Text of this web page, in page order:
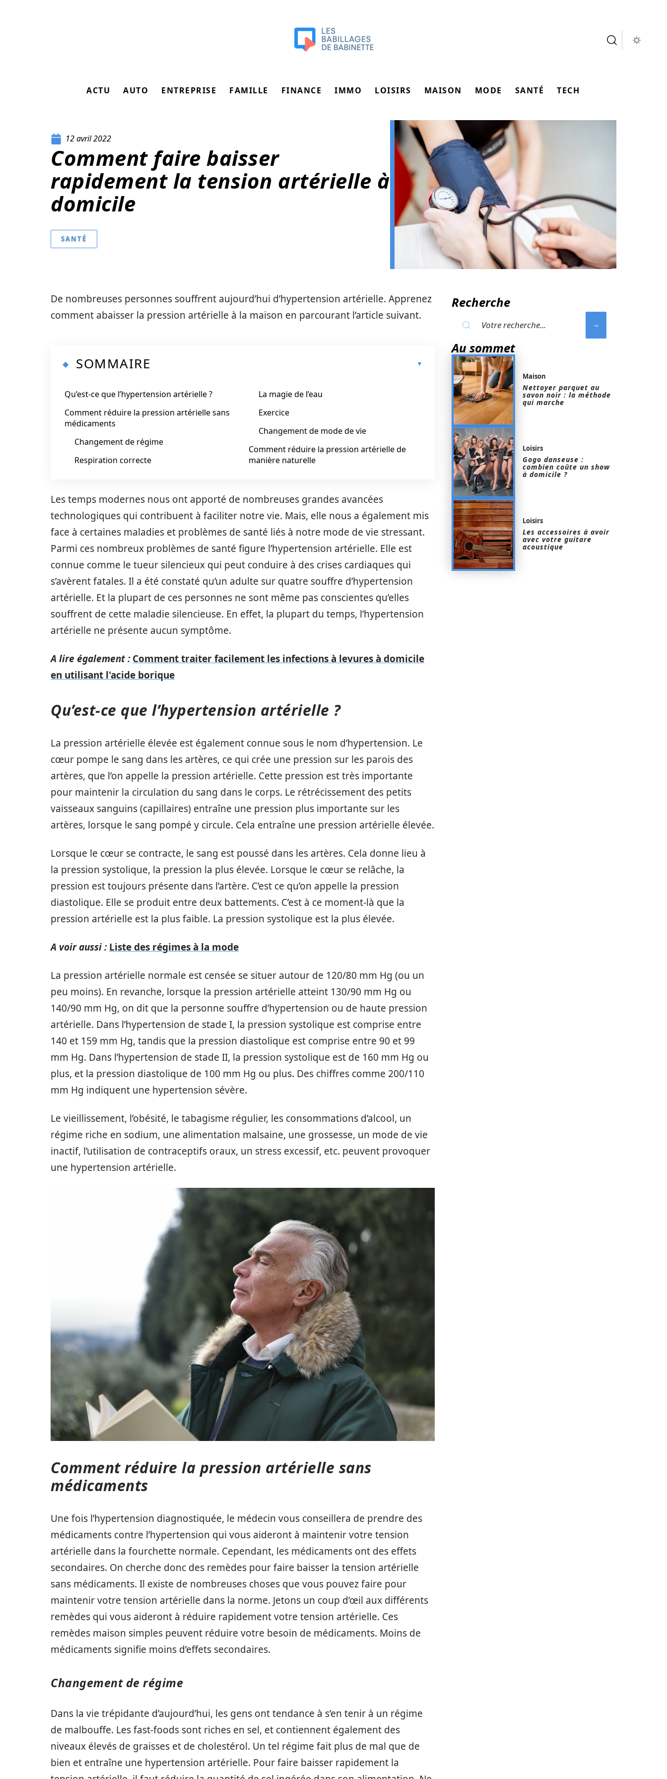
ACTU AUTO ENTREPRISE FAMILLE FINANCE IMMO LOISIRS MAISON MODE SANTÉ TECH
12 avril 2022
Comment faire baisser
rapidement la tension artérielle à
domicile
SANTÉ
De nombreuses personnes souffrent aujourd’hui d’hypertension artérielle. Apprenez
comment abaisser la pression artérielle à la maison en parcourant l’article suivant.
SOMMAIRE
Qu’est-ce que l’hypertension artérielle ?
Comment réduire la pression artérielle sans
médicaments
Changement de régime
Respiration correcte
La magie de l’eau
Exercice
Changement de mode de vie
Comment réduire la pression artérielle de
manière naturelle
Les temps modernes nous ont apporté de nombreuses grandes avancées
technologiques qui contribuent à faciliter notre vie. Mais, elle nous a également mis
face à certaines maladies et problèmes de santé liés à notre mode de vie stressant.
Parmi ces nombreux problèmes de santé figure l’hypertension artérielle. Elle est
connue comme le tueur silencieux qui peut conduire à des crises cardiaques qui
s’avèrent fatales. Il a été constaté qu’un adulte sur quatre souffre d’hypertension
artérielle. Et la plupart de ces personnes ne sont même pas conscientes qu’elles
souffrent de cette maladie silencieuse. En effet, la plupart du temps, l’hypertension
artérielle ne présente aucun symptôme.
A lire également : Comment traiter facilement les infections à levures à domicile
en utilisant l'acide borique
Qu’est-ce que l’hypertension artérielle ?
La pression artérielle élevée est également connue sous le nom d’hypertension. Le
cœur pompe le sang dans les artères, ce qui crée une pression sur les parois des
artères, que l’on appelle la pression artérielle. Cette pression est très importante
pour maintenir la circulation du sang dans le corps. Le rétrécissement des petits
vaisseaux sanguins (capillaires) entraîne une pression plus importante sur les
artères, lorsque le sang pompé y circule. Cela entraîne une pression artérielle élevée.
Lorsque le cœur se contracte, le sang est poussé dans les artères. Cela donne lieu à
la pression systolique, la pression la plus élevée. Lorsque le cœur se relâche, la
pression est toujours présente dans l’artère. C’est ce qu’on appelle la pression
diastolique. Elle se produit entre deux battements. C’est à ce moment-là que la
pression artérielle est la plus faible. La pression systolique est la plus élevée.
A voir aussi : Liste des régimes à la mode
La pression artérielle normale est censée se situer autour de 120/80 mm Hg (ou un
peu moins). En revanche, lorsque la pression artérielle atteint 130/90 mm Hg ou
140/90 mm Hg, on dit que la personne souffre d’hypertension ou de haute pression
artérielle. Dans l’hypertension de stade I, la pression systolique est comprise entre
140 et 159 mm Hg, tandis que la pression diastolique est comprise entre 90 et 99
mm Hg. Dans l’hypertension de stade II, la pression systolique est de 160 mm Hg ou
plus, et la pression diastolique de 100 mm Hg ou plus. Des chiffres comme 200/110
mm Hg indiquent une hypertension sévère.
Le vieillissement, l’obésité, le tabagisme régulier, les consommations d’alcool, un
régime riche en sodium, une alimentation malsaine, une grossesse, un mode de vie
inactif, l’utilisation de contraceptifs oraux, un stress excessif, etc. peuvent provoquer
une hypertension artérielle.
Comment réduire la pression artérielle sans
médicaments
Une fois l’hypertension diagnostiquée, le médecin vous conseillera de prendre des
médicaments contre l’hypertension qui vous aideront à maintenir votre tension
artérielle dans la fourchette normale. Cependant, les médicaments ont des effets
secondaires. On cherche donc des remèdes pour faire baisser la tension artérielle
sans médicaments. Il existe de nombreuses choses que vous pouvez faire pour
maintenir votre tension artérielle dans la norme. Jetons un coup d’œil aux différents
remèdes qui vous aideront à réduire rapidement votre tension artérielle. Ces
remèdes maison simples peuvent réduire votre besoin de médicaments. Moins de
médicaments signifie moins d’effets secondaires.
Changement de régime
Dans la vie trépidante d’aujourd’hui, les gens ont tendance à s’en tenir à un régime
de malbouffe. Les fast-foods sont riches en sel, et contiennent également des
niveaux élevés de graisses et de cholestérol. Un tel régime fait plus de mal que de
bien et entraîne une hypertension artérielle. Pour faire baisser rapidement la
Recherche
Au sommet
Maison
Nettoyer parquet au
savon noir : la méthode
qui marche
Loisirs
Gogo danseuse :
combien coûte un show
à domicile ?
Loisirs
Les accessoires à avoir
avec votre guitare
acoustique